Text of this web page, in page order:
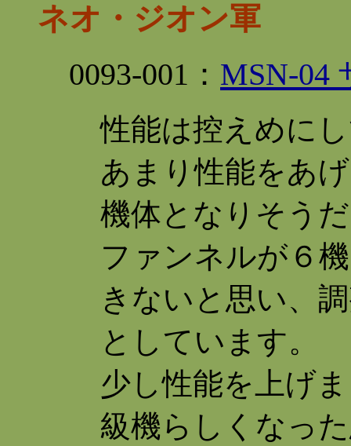
ネオ・ジオン軍
0093-001： MSN-04
性能は控えめに
あまり性能をあ
機体となりそう
ファンネルが６
きないと思い、
としています。
少し性能を上げ
級機らしくなっ